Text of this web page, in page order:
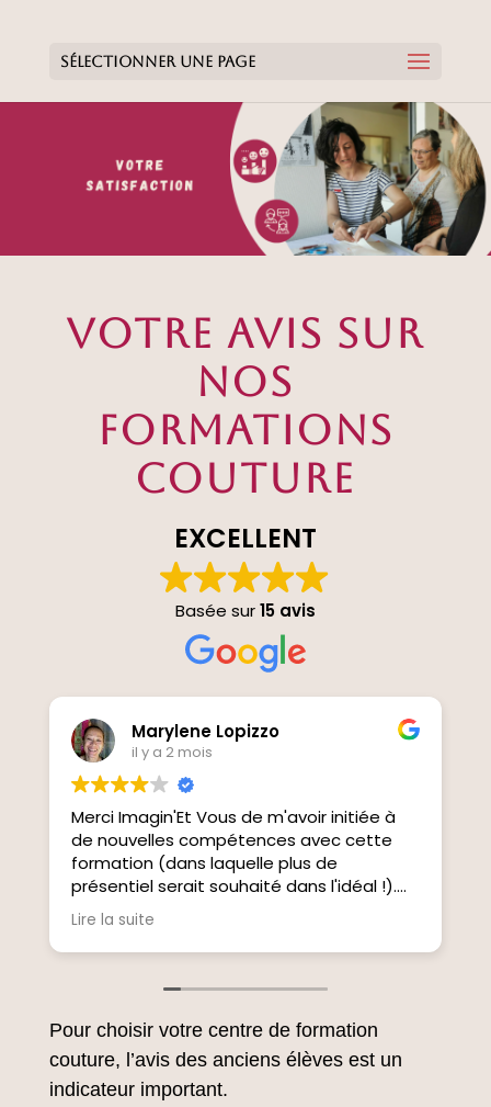
Sélectionner une page
VOTRE AVIS SUR
NOS
FORMATIONS
COUTURE
EXCELLENT
Basée sur15 avis
Marylene Lopizzo
il y a 2 mois
Merci Imagin'Et Vous de m'avoir initiée à
de nouvelles compétences avec cette
formation (dans laquelle plus de
présentiel serait souhaité dans l'idéal !).
J'ai découvert tout un monde de minutie
et de précision avec la couture. Pour moi
le but a ete atteint. Merci à Aurelie (
Lire la suite
Pour choisir votre centre de formation
couture, l’avis des anciens élèves est un
indicateur important.